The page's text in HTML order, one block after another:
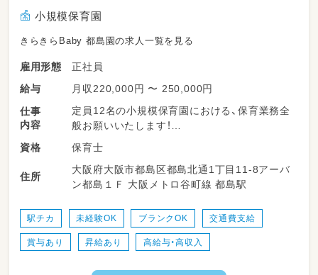
小規模保育園
きらきらBaby 都島園の求人一覧を見る
雇用形態
正社員
給与
月収220,000円 〜 250,000円
仕事
内容
定員12名の小規模保育園における、保育業務全
般お願いいたします！
登園・降園時の子どもたちの笑顔での受け入れ、
お見送り
（1人1人に関わった丁寧な保育ができます！）
食事、おやつ、トイレ、着替えなどの基本的な生
資格 保育士
住所
大阪府大阪市都島区都島北通1丁目11-8アーバ
ン都島１Ｆ 大阪メトロ谷町線 都島駅
駅チカ 未経験OK ブランクOK 交通費支給
賞与あり 昇給あり 高給与・高収入